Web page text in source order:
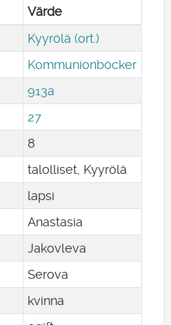
Värde
Kyyrölä (ort.)
Kommunionböcker
913a
27
8
talolliset, Kyyrölä
lapsi
Anastasia
Jakovleva
Serova
kvinna